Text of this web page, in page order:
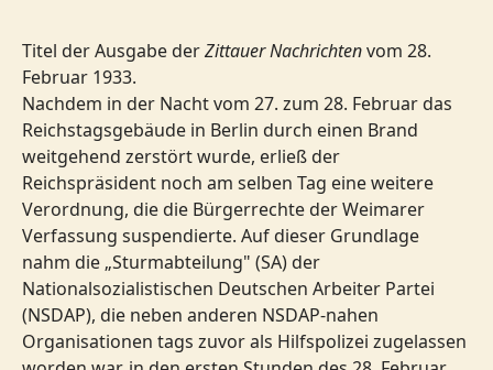
Titel der Ausgabe derZittauer Nachrichtenvom 28.
Februar 1933.
Nachdem in der Nacht vom 27. zum 28. Februar das
Reichstagsgebäude in Berlin durch einen Brand
weitgehend zerstört wurde, erließ der
Reichspräsident noch am selben Tag eine weitere
Verordnung, die die Bürgerrechte der Weimarer
Verfassung suspendierte. Auf dieser Grundlage
nahm die „Sturmabteilung" (SA) der
Nationalsozialistischen Deutschen Arbeiter Partei
(NSDAP), die neben anderen NSDAP-nahen
Organisationen tags zuvor als Hilfspolizei zugelassen